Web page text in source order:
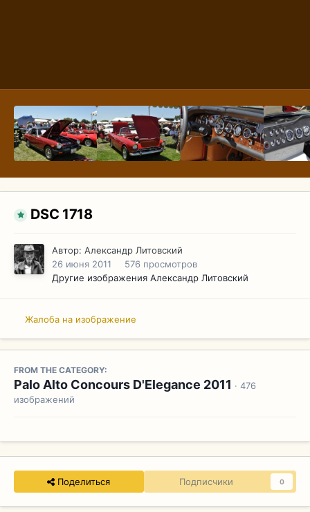
DSC 1718
Автор: Александр Литовский
26 июня 2011
576 просмотров
Другие изображения Александр Литовский
Жалоба на изображение
FROM THE CATEGORY:
Palo Alto Concours D'Elegance 2011 · 476
изображений
Поделиться Подписчики 0